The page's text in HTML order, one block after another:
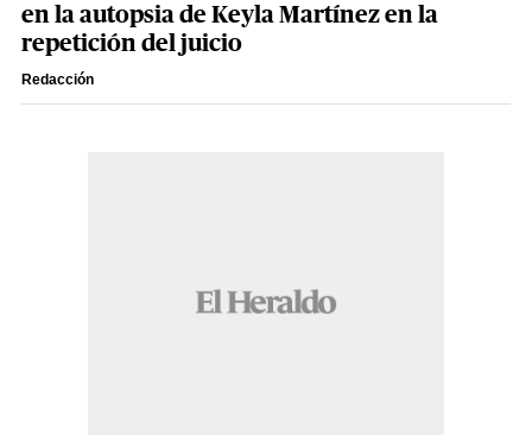
en la autopsia de Keyla Martínez en la
repetición del juicio
Redacción